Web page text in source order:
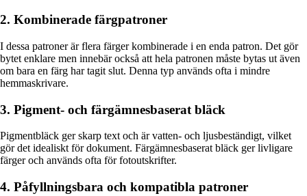
2. Kombinerade färgpatroner
I dessa patroner är flera färger kombinerade i en enda patron. Det gör
bytet enklare men innebär också att hela patronen måste bytas ut även
om bara en färg har tagit slut. Denna typ används ofta i mindre
hemmaskrivare.
3. Pigment- och färgämnesbaserat bläck
Pigmentbläck ger skarp text och är vatten- och ljusbeständigt, vilket
gör det idealiskt för dokument. Färgämnesbaserat bläck ger livligare
färger och används ofta för fotoutskrifter.
4. Påfyllningsbara och kompatibla patroner